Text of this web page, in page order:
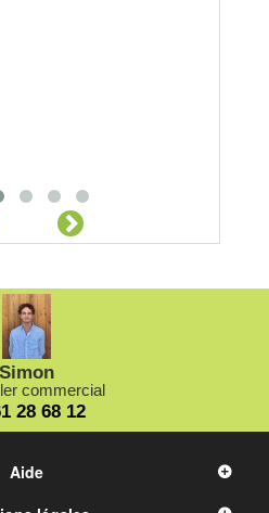
Simon
commercial
28 68 12
Aide